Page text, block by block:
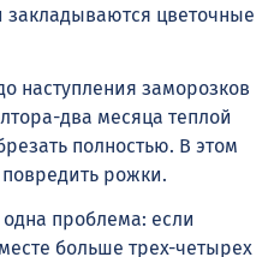
цветочные
наступления заморозков
два месяца теплой
полностью. В этом
рожки.
проблема: если
больше трех-четырех